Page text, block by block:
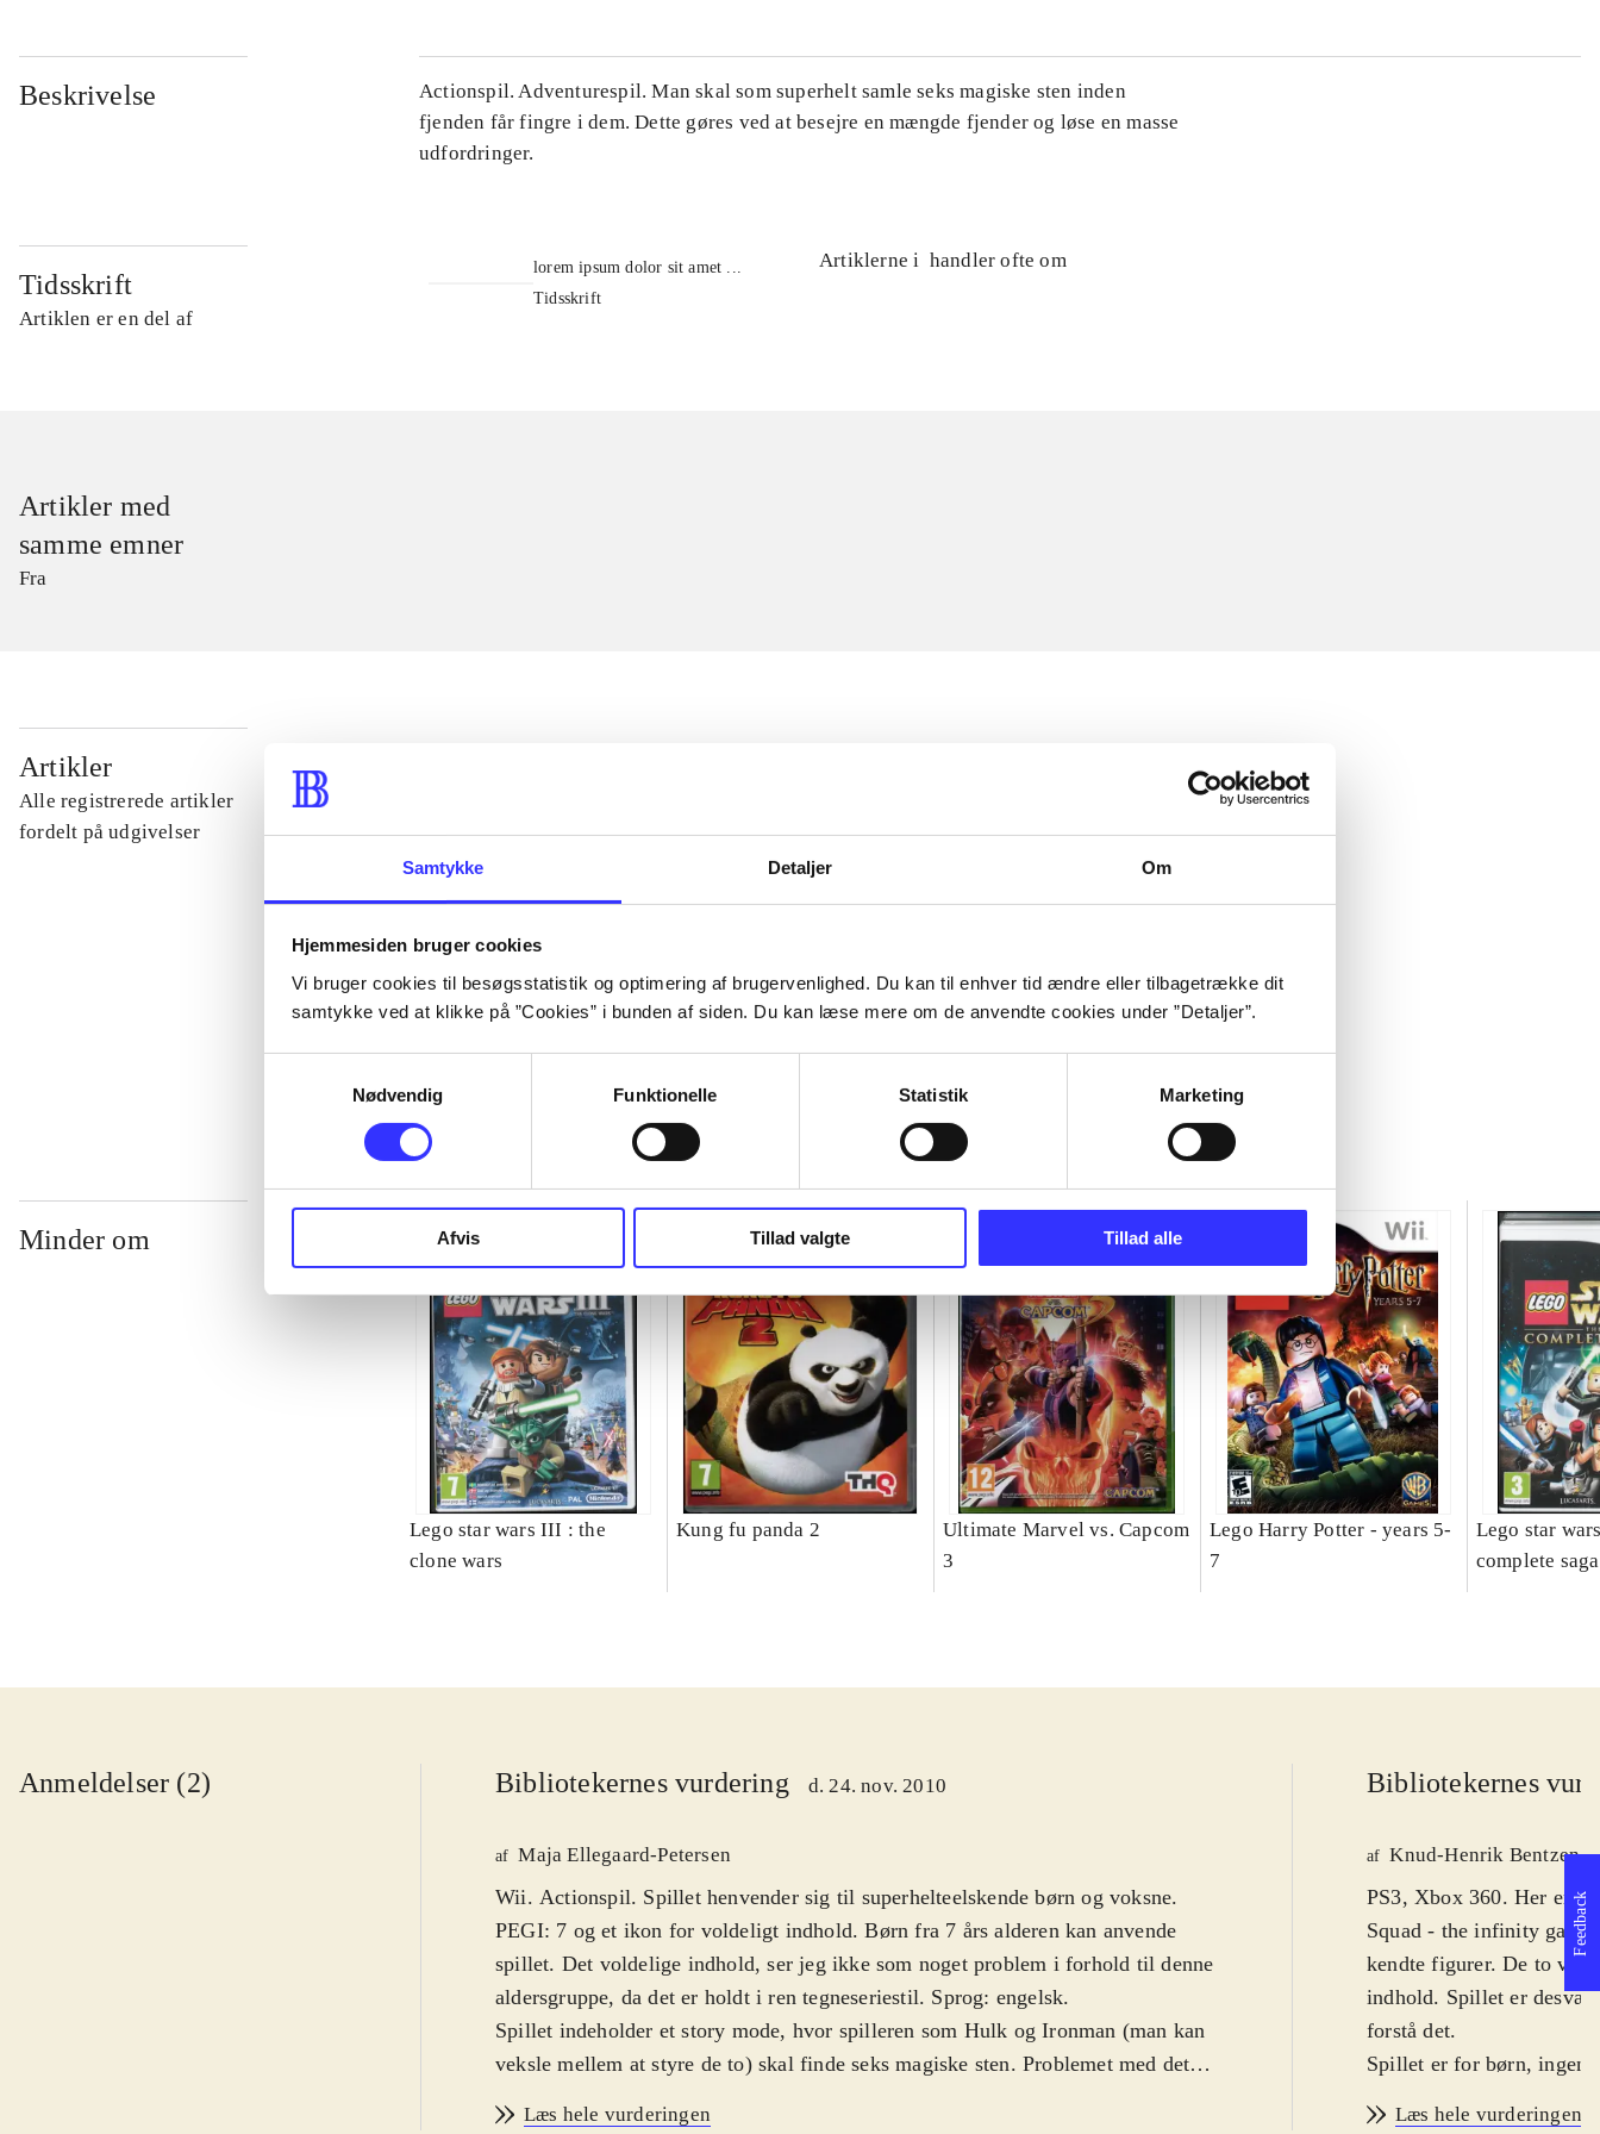
Samtykke Detaljer Om
Hjemmesiden bruger cookies
Vi bruger cookies til besøgsstatistik og optimering af brugervenlighed. Du kan til enhver tid ændre eller tilbagetrække dit
samtykke ved at klikke på ”Cookies” i bunden af siden. Du kan læse mere om de anvendte cookies under ”Detaljer”.
Nødvendig
Funktionelle Statistik Marketing
Afvis Tillad valgte Tillad alle
Beskrivelse
Actionspil. Adventurespil. Man skal som superhelt samle seks magiske sten inden
fjenden får fingre i dem. Dette gøres ved at besejre en mængde fjender og løse en masse
udfordringer.
Tidsskrift
Artiklen er en del af
lorem ipsum dolor sit amet ...
Tidsskrift
Artiklerne i handler ofte om
Artikler med
samme emner
Fra
Artikler
Alle registrerede artikler
fordelt på udgivelser
...
...
...
Minder om
Lego star wars III : the
clone wars
Kung fu panda 2
Ultimate Marvel vs. Capcom
3
Lego Harry Potter - years 5-
7
Lego star
complete saga
Anmeldelser (2) Bibliotekernes vurdering d. 24. nov. 2010
af Maja Ellegaard-Petersen
Wii. Actionspil. Spillet henvender sig til superhelteelskende børn og voksne.
PEGI: 7 og et ikon for voldeligt indhold. Børn fra 7 års alderen kan anvende
spillet. Det voldelige indhold, ser jeg ikke som noget problem i forhold til denne
aldersgruppe, da det er holdt i ren tegneseriestil. Sprog: engelsk.
Spillet indeholder et story mode, hvor spilleren som Hulk og Ironman (man kan
veksle mellem at styre de to) skal finde seks magiske sten. Problemet med dette
Læs hele vurderingen
Bibliotekernes
af Knud-Henrik Bentzen
PS3, Xbox 360. Her er
Squad - the infinity
kendte figurer. De to
indhold. Spillet er
forstå det.
Spillet er for børn, ingen
Læs hele vurderingen
Feedback